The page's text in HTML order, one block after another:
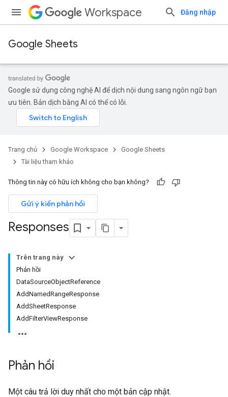
Workspace Đăng nhập
Google Sheets
Google sử dụng công nghệ AI để dịch nội dung sang ngôn ngữ bạn
ưu tiên. Bản dịch bằng AI có thể có lỗi.
Trang chủ Google Workspace
Google Sheets
Tài liệu tham khảo
Thông tin này có hữu ích không cho bạn không?
Gửi ý kiến phản hồi
Responses
Trên trang này
Phản hồi
DataSourceObjectReference
AddNamedRangeResponse
AddSheetResponse
AddFilterViewResponse
Phản hồi
Một câu trả lời duy nhất cho một bản cập nhật.